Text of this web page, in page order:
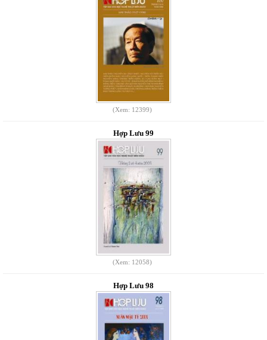
(Xem: 12399)
Hợp Lưu 99
(Xem: 12058)
Hợp Lưu 98